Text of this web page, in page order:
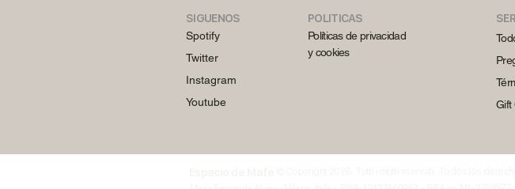
Spotify
Twitter
Instagram
Youtube
SIGUENOS
Políticas de privacidad
y cookies
POLITICAS
Gift